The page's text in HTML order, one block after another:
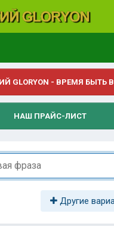
GLORYON - ВРЕМЯ БЫТЬ
НАШ ПРАЙС-ЛИСТ
Другие